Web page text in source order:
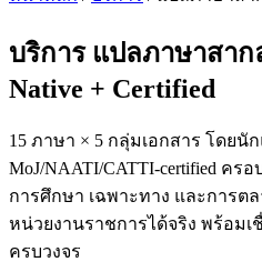
บริการ แปลภาษาสาก
Native + Certified
15 ภาษา × 5 กลุ่มเอกสาร โดยนัก
MoJ/NAATI/CATTI-certified ค
การศึกษา เฉพาะทาง และการต
หน่วยงานราชการได้จริง พร้อมเชื่
ครบวงจร